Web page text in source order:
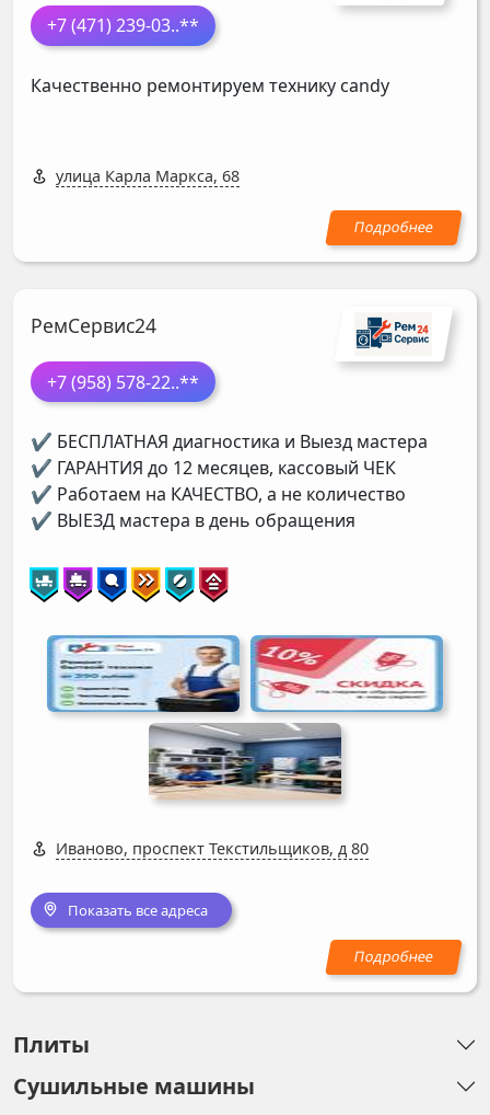
+7 (471) 239-03..**
Качественно ремонтируем технику candy
улица Карла Маркса, 68
РемСервис24
+7 (958) 578-22..**
✔ БЕСПЛАТНАЯ диагностика и Выезд мастера
✔ ГАРАНТИЯ до 12 месяцев, кассовый ЧЕК
✔ Работаем на КАЧЕСТВО, а не количество
✔ ВЫЕЗД мастера в день обращения
Иваново, проспект Текстильщиков, д 80
Показать все адреса
Плиты
Сушильные машины